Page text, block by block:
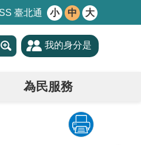
臺北通 小 中 大
我的身分是
為民服務